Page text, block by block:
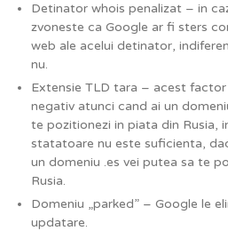
Detinator whois penalizat – in
zvoneste ca Google ar fi sters
web ale acelui detinator,
nu.
Extensie TLD tara – acest
negativ atunci cand ai un
te pozitionezi in piata din Rusia,
statatoare nu este suficienta,
un domeniu .es vei putea sa te
Rusia.
Domeniu „parked” – Google le
updatare.